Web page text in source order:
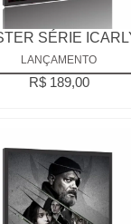
SÉRIE
LANÇAMENTO
R$ 189,00